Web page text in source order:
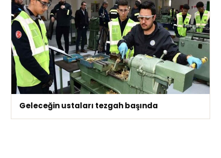
Geleceğin ustaları tezgah başında